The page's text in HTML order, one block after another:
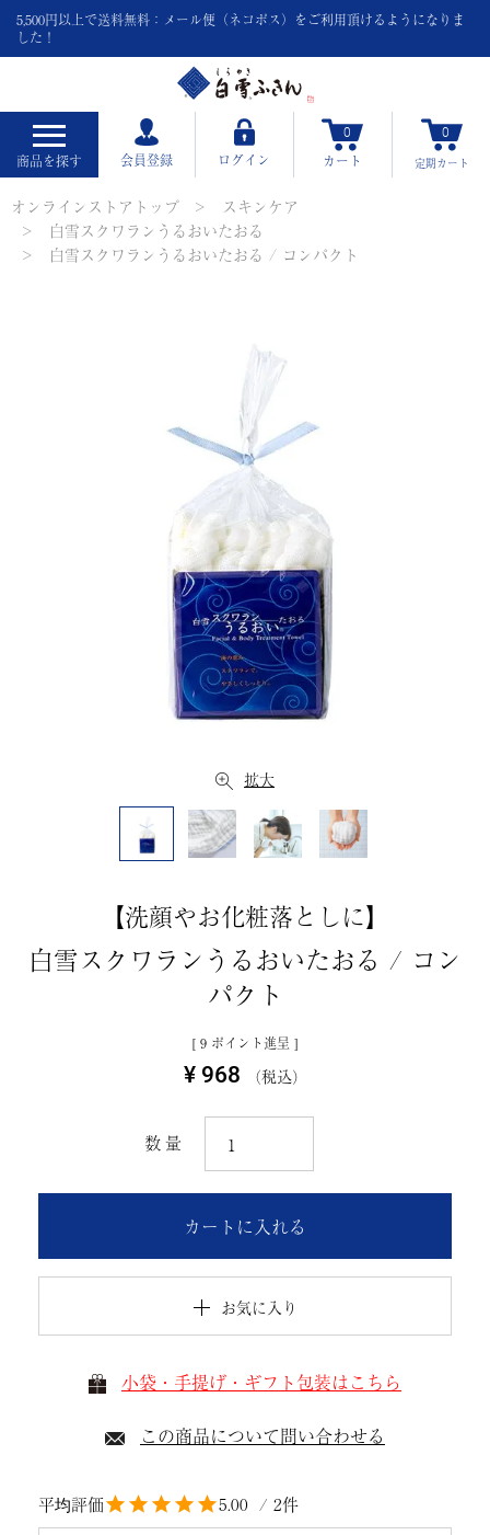
5,500円以上で送料無料：メール便（ネコポス）をご利用頂けるようになりま
した！
商品を探す 会員登録 ログイン
0
カート
0
定期カート
オンラインストアトップ
スキンケア
白雪スクワランうるおいたおる
白雪スクワランうるおいたおる / コンパクト
拡大
【洗顔やお化粧落としに】
白雪スクワランうるおいたおる / コン
パクト
[ 9 ポイント進呈 ]
¥ 968 税込
お気に入り
カートに入れる
小袋・手提げ・ギフト包装はこちら
この商品について問い合わせる
5.00 2